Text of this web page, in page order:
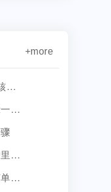
+more
10.购物卡回收订单核销会有消息通知吗？
9.提现微信账户显示一串字符是什么？
7.回收余额放在账户里安全吗？
6.提交了卡券回收订单，多久到账？